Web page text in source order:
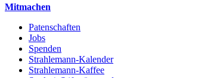
Mitmachen
Patenschaften
Jobs
Spenden
Strahlemann-Kalender
Strahlemann-Kaffee